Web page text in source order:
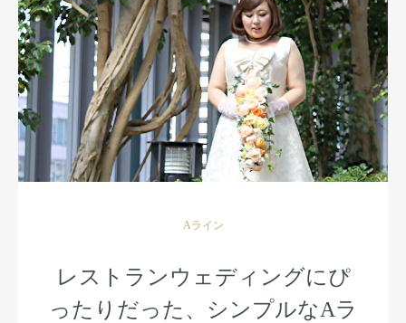
Aライン
レストランウェディングにぴ
ったりだった、シンプルなAラ